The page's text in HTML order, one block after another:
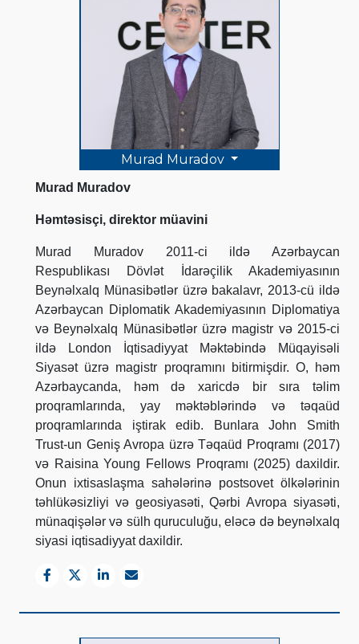
Murad Muradov
Murad Muradov
Həmtəsisçi, direktor müavini
Murad Muradov 2011-ci ildə Azərbaycan
Respublikası Dövlət İdarəçilik Akademiyasının
Beynəlxalq Münasibətlər üzrə bakalavr, 2013-cü ildə
Azərbaycan Diplomatik Akademiyasının Diplomatiya
və Beynəlxalq Münasibətlər üzrə magistr və 2015-ci
ildə London İqtisadiyyat Məktəbində Müqayisəli
Siyasət üzrə magistr proqramını bitirmişdir. O, həm
Azərbaycanda, həm də xaricdə bir sıra təlim
proqramlarında, yay məktəblərində və təqaüd
proqramlarında iştirak edib. Bunlara John Smith
Trust-un Geniş Avropa üzrə Təqaüd Proqramı (2017)
və Raisina Young Fellows Proqramı (2025) daxildir.
Onun ixtisaslaşma sahələrinə postsovet ölkələrinin
təhlükəsizliyi və geosiyasəti, Qərbi Avropa siyasəti,
münaqişələr və sülh quruculuğu, eləcə də beynəlxalq
siyasi iqtisadiyyat daxildir.